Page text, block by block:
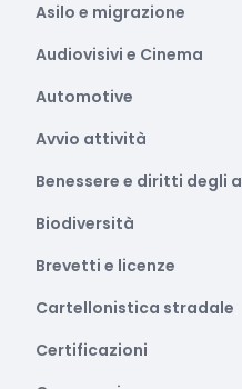
Asilo e migrazione
Audiovisivi e Cinema
Automotive
Avvio attività
Benessere e diritti degli
Biodiversità
Brevetti e licenze
Cartellonistica stradale
Certificazioni